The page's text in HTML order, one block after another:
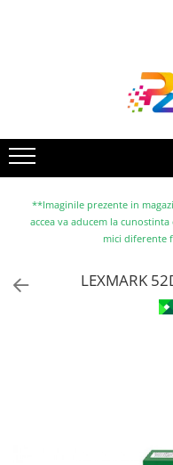
Imprimante cu jet
Multifunctionale laser
Multifunctionale cu jet
Imprimante etichete
Scanere
Consumabile imprimanta
**Imaginile prezente in
accea va aducem la
mici diferente
LEXMARK